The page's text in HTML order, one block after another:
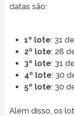
datas são:
1º lote: 31
2º lote: 28
3º lote: 31
4º lote: 30
5º lote: 30
Além disso, os